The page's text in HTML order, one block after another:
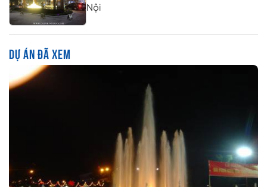
Nội
DỰ ÁN ĐÃ XEM